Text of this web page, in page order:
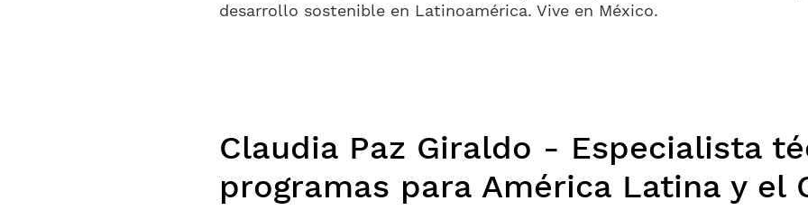
desarrollo sostenible en Latinoamérica. Vive en México.
Claudia Paz Giraldo - Especialista
programas para América Latina y el